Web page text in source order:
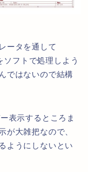
ータを通して
フトで処理しよう
ではないので結構
表示するところま
が大雑把なので、
ようにしないとい